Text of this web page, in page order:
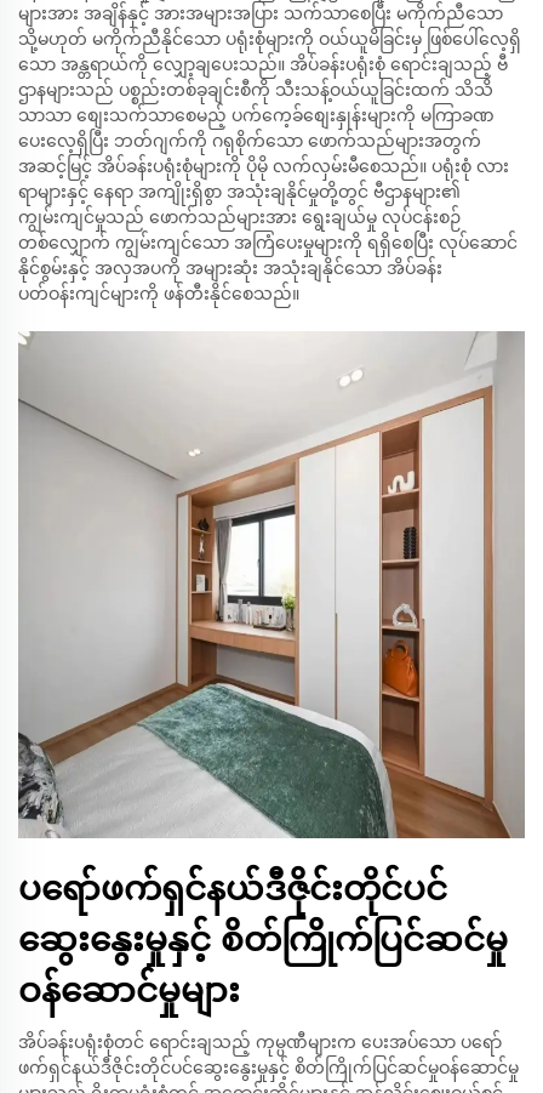
များအား အချိန်နှင့် အားအများအပြား သက်သာစေပြီး မကိုက်ညီသော
သို့မဟုတ် မကိုက်ညီနိုင်သော ပရုံးစုံများကို ဝယ်ယူမိခြင်းမှ ဖြစ်ပေါ်လေ့ရှိ
သော အန္တရာယ်ကို လျှော့ချပေးသည်။ အိပ်ခန်းပရုံးစုံ ရောင်းချသည့် ဗီ
ဌာနများသည် ပစ္စည်းတစ်ခုချင်းစီကို သီးသန့်ဝယ်ယူခြင်းထက် သိသိ
သာသာ စျေးသက်သာစေမည့် ပက်ကေ့ခ်စျေးနှုန်းများကို မကြာခဏ
ပေးလေ့ရှိပြီး ဘတ်ဂျက်ကို ဂရုစိုက်သော ဖောက်သည်များအတွက်
အဆင့်မြင့် အိပ်ခန်းပရုံးစုံများကို ပိုမို လက်လှမ်းမီစေသည်။ ပရုံးစုံ လား
ရာများနှင့် နေရာ အကျိုးရှိစွာ အသုံးချနိုင်မှုတို့တွင် ဗီဌာနများ၏
ကျွမ်းကျင်မှုသည် ဖောက်သည်များအား ရွေးချယ်မှု လုပ်ငန်းစဉ်
တစ်လျှောက် ကျွမ်းကျင်သော အကြံပေးမှုများကို ရရှိစေပြီး လုပ်ဆောင်
နိုင်စွမ်းနှင့် အလှအပကို အများဆုံး အသုံးချနိုင်သော အိပ်ခန်း
ပတ်ဝန်းကျင်များကို ဖန်တီးနိုင်စေသည်။
ပရော်ဖက်ရှင်နယ်ဒီဇိုင်းတိုင်ပင်
ဆွေးနွေးမှုနှင့် စိတ်ကြိုက်ပြင်ဆင်မှု
ဝန်ဆောင်မှုများ
အိပ်ခန်းပရုံးစုံတင် ရောင်းချသည့် ကုမ္ပဏီများက ပေးအပ်သော ပရော်
ဖက်ရှင်နယ်ဒီဇိုင်းတိုင်ပင်ဆွေးနွေးမှုနှင့် စိတ်ကြိုက်ပြင်ဆင်မှုဝန်ဆောင်မှု